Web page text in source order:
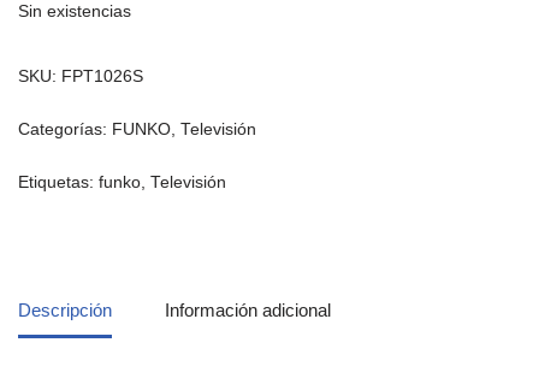
Sin existencias
SKU: FPT1026S
Categorías: FUNKO Televisión
Etiquetas: funko Televisión
Descripción Información adicional